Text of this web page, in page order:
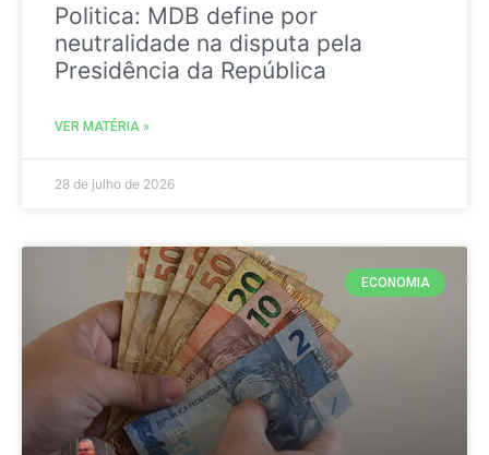
Politica: MDB define por
neutralidade na disputa pela
Presidência da República
VER MATÉRIA »
28 de julho de 2026
ECONOMIA